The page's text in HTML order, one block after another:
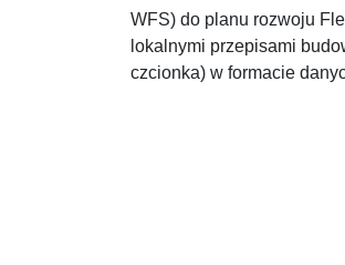
WFS) do planu rozwoju
lokalnymi przepisami
czcionka) w formacie